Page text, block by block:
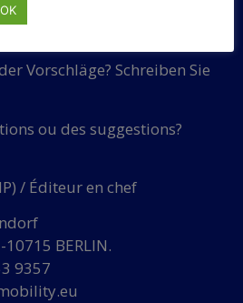
Vorschläge? Schreiben Sie
ou des suggestions?
/ Éditeur en chef
BERLIN.
9357
OK